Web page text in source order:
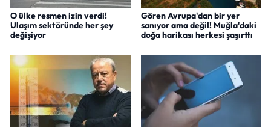
O ülke resmen izin verdi!
Ulaşım sektöründe her şey
değişiyor
Gören Avrupa'dan bir yer
sanıyor ama değil! Muğla'daki
doğa harikası herkesi şaşırttı